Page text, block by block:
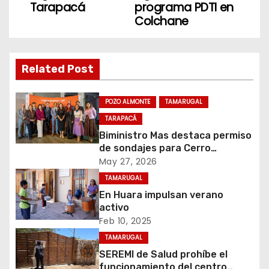
g
a
c
i
n
d
e
e
programa PDTI en
Colchane
Tarapacá
Related Post
POZO ALMONTE
TAMARUGAL
TARAPACÁ
Biministro Mas destaca permiso
de sondajes para Cerro
Colorado
May 27, 2026
TAMARUGAL
En Huara impulsan verano
activo
Feb 10, 2025
TAMARUGAL
SEREMI de Salud prohíbe el
funcionamiento del centro